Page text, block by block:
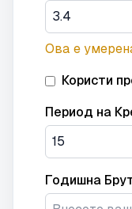
Ова е
Користи
Период на
Годишна